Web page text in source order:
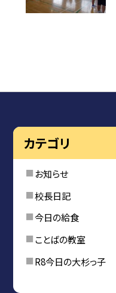
カテゴリ
お知らせ
校長日記
今日の給食
ことばの教室
R8今日の大杉っ子